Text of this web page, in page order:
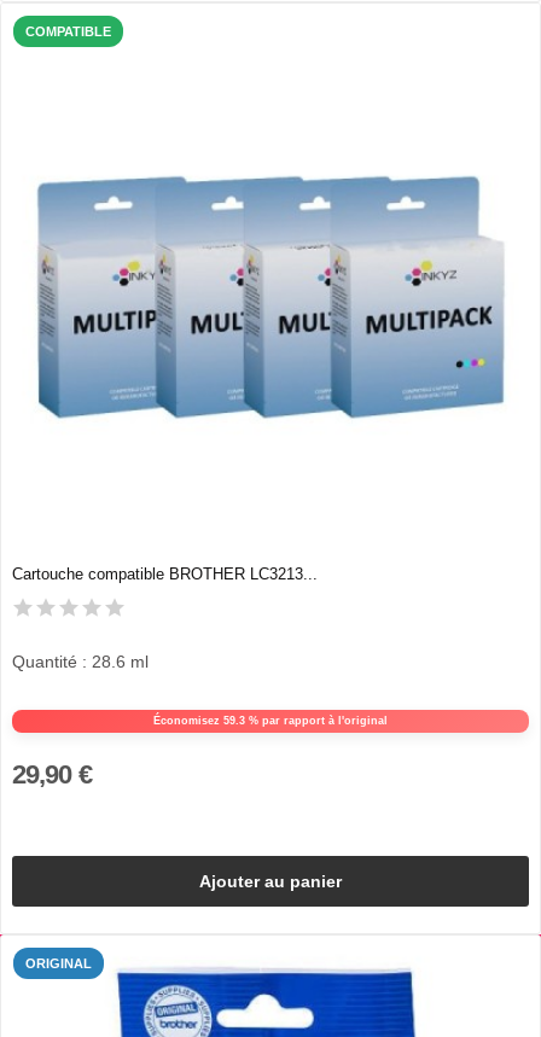
COMPATIBLE
Cartouche compatible BROTHER LC3213...
Économisez 59.3 % par rapport à l'original
Quantité : 28.6 ml
29,90 €
Ajouter au panier
ORIGINAL